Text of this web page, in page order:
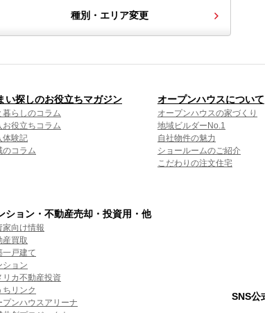
種別・エリア変更
い探しのお役立ちマガジン
暮らしのコラム
お役立ちコラム
体験記
のコラム
オープンハウスについて
オープンハウスの家づくり
地域ビルダーNo.1
自社物件の魅力
ショールームのご紹介
こだわりの注文住宅
ション・不動産売却・投資用・他
家向け情報
産買取
一戸建て
ション
リカ不動産投資
ちリンク
プンハウスアリーナ
SNS公